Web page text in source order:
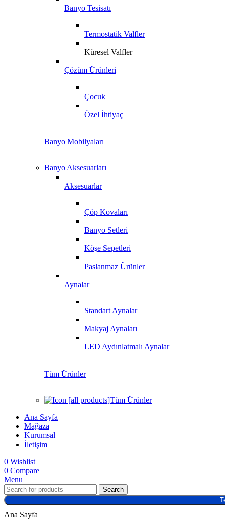
Banyo Tesisatı
Termostatik Valfler
Küresel Valfler
Çözüm Ürünleri
Çocuk
Özel İhtiyaç
Banyo Mobilyaları
Banyo Aksesuarları
Aksesuarlar
Çöp Kovaları
Banyo Setleri
Köşe Sepetleri
Paslanmaz Ürünler
Aynalar
Standart Aynalar
Makyaj Aynaları
LED Aydınlatmalı Aynalar
Tüm Ürünler
Tüm Ürünler
Ana Sayfa
Mağaza
Kurumsal
İletişim
0 Wishlist
0 Compare
Menu
Search
Ana Sayfa